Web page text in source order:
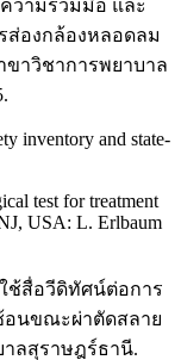
วามร่วมมือ และ
ส่องกล้องหลอดลม
าวิชาการพยาบาล
inventory and state-
test for treatment
USA: L. Erlbaum
ช้สื่อวีดิทัศน์ต่อการ
อนขณะผ่าตัดสลาย
าลสุราษฎร์ธานี.